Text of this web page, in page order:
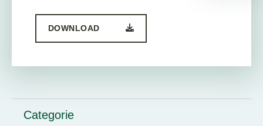
DOWNLOAD
Categorie